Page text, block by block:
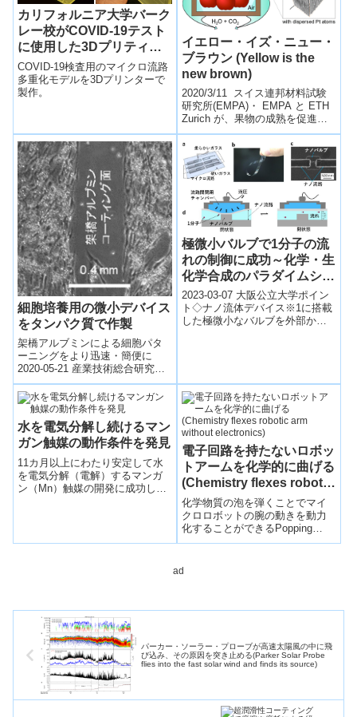
カリフォルニア大学バーク
レー校がCOVID-19テスト
に使用した3Dプリティン
グモデル
COVID-19検査用のマイクロ流路
多重化モデルを3Dプリンターで
製作。
イエロー・イズ・ニュー・
ブラウン (Yellow is the
new brown)
2020/3/11 スイス連邦材料試験
研究所(EMPA)・ EMPA と ETH
Zurich が、果物の成熟を促進す
るエチレンを水と CO2 に分解す
る、環...
細胞培養用の微小デバイス
をタンパク質で作製
架橋アルブミンによる細胞パタ
ーニングをより迅速・簡便に
2020-05-21 産業技術総合研究所
理化学研究所（理研）生命機能
科学研究センター集積バイオデ
バイス研究...
極微小バルブで1分子の流
れの制御に成功～化学・生
化学合成のパラダイムシフ
トに期待～
2023-03-07 大阪公立大学ポイン
ト◇ナノ流体デバイス※1に搭載
した極微小なバルブを外部から
水を電気分解し続けるマン
ガン触媒の動作条件を発見
11カ月以上にわたり安定して水
を電気分解（電解）するマンガ
ン（Mn）触媒の開発に成功し
電子回路を持たないロボッ
トアームを化学的に曲げる
(Chemistry flexes robotic
arm without electronics)
化学物質の泡を弾くことでマイ
クロロボットの腕の動きを動力
化することができるPopping
chemical bubbles can power arm
ad
パーカー・ソーラー・プローブが高速太陽風の中に飛
び込み、その原因を突き止める(Parker Solar Probe
flies into the fast solar wind and finds its source)